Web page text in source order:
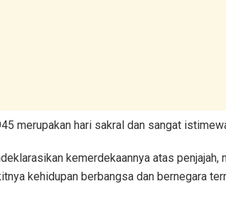
merupakan hari sakral dan sangat
kemerdekaannya atas
kehidupan berbangsa dan bernegara